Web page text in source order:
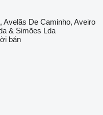
Avelãs De Caminho, Aveiro
& Simões Lda
bán